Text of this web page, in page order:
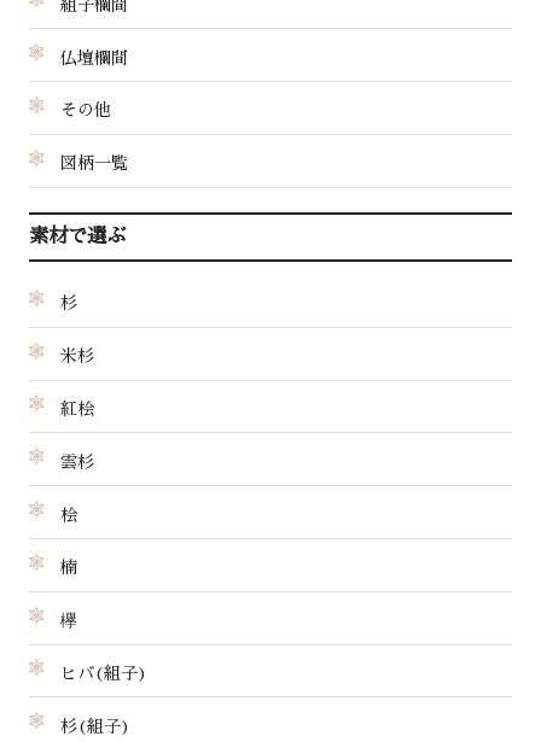
組子欄間
仏壇欄間
その他
図柄一覧
素材で選ぶ
杉
米杉
紅桧
雲杉
桧
楠
欅
ヒバ(組子)
杉(組子)